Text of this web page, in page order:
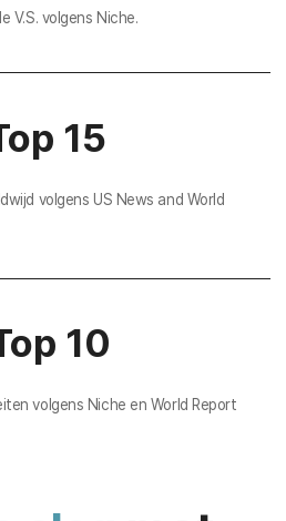
V.S. volgens Niche.
15
volgens US News and World
10
volgens Niche en World Report